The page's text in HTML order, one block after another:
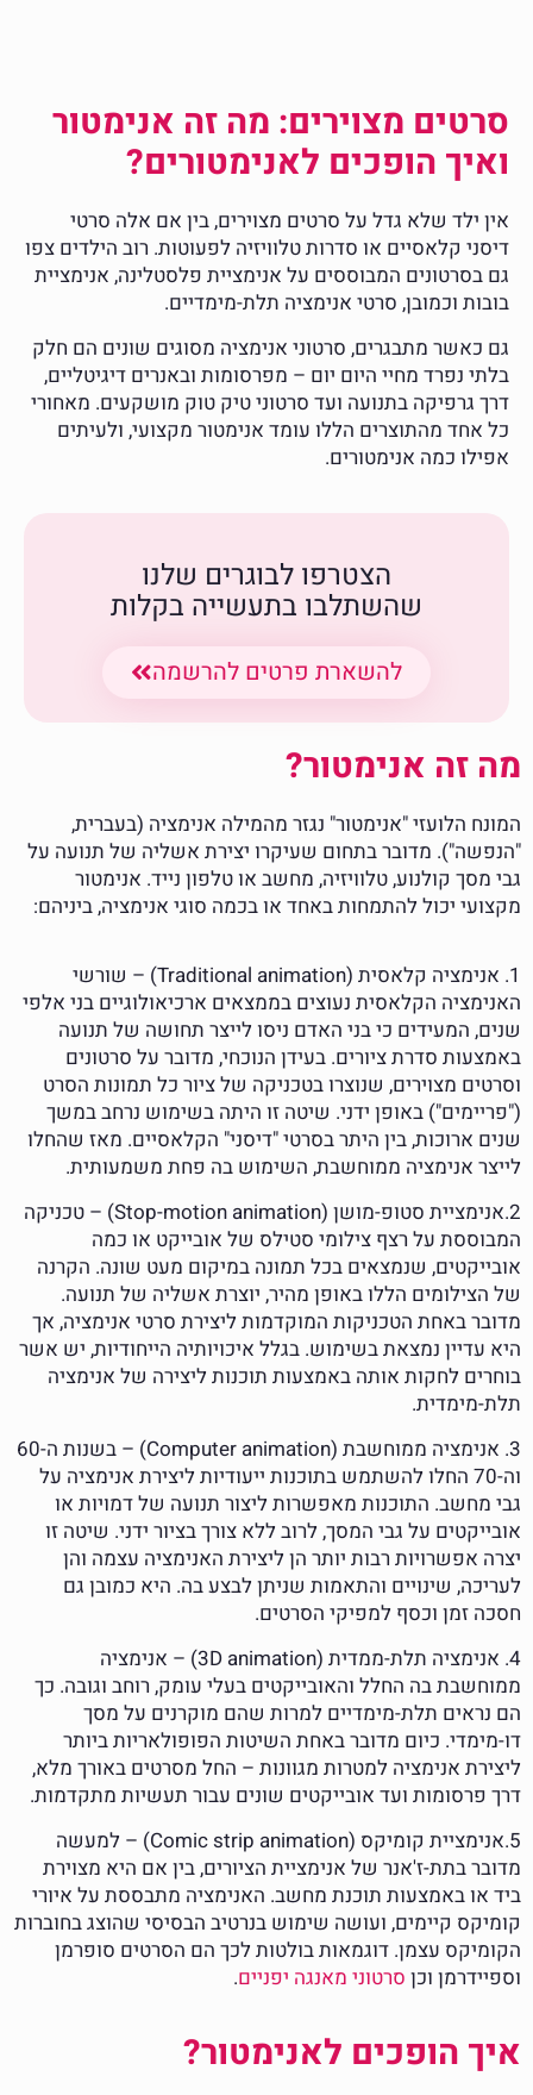
סרטים מצוירים: מה זה אנימטור
ואיך הופכים לאנימטורים?
אין ילד שלא גדל על סרטים מצוירים, בין אם אלה סרטי
דיסני קלאסיים או סדרות טלוויזיה לפעוטות. רוב הילדים צפו
גם בסרטונים המבוססים על אנימציית פלסטלינה, אנימציית
בובות וכמובן, סרטי אנימציה תלת-מימדיים.
גם כאשר מתבגרים, סרטוני אנימציה מסוגים שונים הם חלק
בלתי נפרד מחיי היום יום – מפרסומות ובאנרים דיגיטליים,
דרך גרפיקה בתנועה ועד סרטוני טיק טוק מושקעים. מאחורי
כל אחד מהתוצרים הללו עומד אנימטור מקצועי, ולעיתים
אפילו כמה אנימטורים.
הצטרפו לבוגרים שלנו
שהשתלבו בתעשייה בקלות
להשארת פרטים להרשמה
מה זה אנימטור?
המונח הלועזי "אנימטור" נגזר מהמילה אנימציה (בעברית,
"הנפשה"). מדובר בתחום שעיקרו יצירת אשליה של תנועה על
גבי מסך קולנוע, טלוויזיה, מחשב או טלפון נייד. אנימטור
מקצועי יכול להתמחות באחד או בכמה סוגי אנימציה, ביניהם:
1. אנימציה קלאסית (Traditional animation) – שורשי
האנימציה הקלאסית נעוצים בממצאים ארכיאולוגיים בני אלפי
שנים, המעידים כי בני האדם ניסו לייצר תחושה של תנועה
באמצעות סדרת ציורים. בעידן הנוכחי, מדובר על סרטונים
וסרטים מצוירים, שנוצרו בטכניקה של ציור כל תמונות הסרט
("פריימים") באופן ידני. שיטה זו היתה בשימוש נרחב במשך
שנים ארוכות, בין היתר בסרטי "דיסני" הקלאסיים. מאז שהחלו
לייצר אנימציה ממוחשבת, השימוש בה פחת משמעותית.
2.אנימציית סטופ-מושן (Stop-motion animation) – טכניקה
המבוססת על רצף צילומי סטילס של אובייקט או כמה
אובייקטים, שנמצאים בכל תמונה במיקום מעט שונה. הקרנה
של הצילומים הללו באופן מהיר, יוצרת אשליה של תנועה.
מדובר באחת הטכניקות המוקדמות ליצירת סרטי אנימציה, אך
היא עדיין נמצאת בשימוש. בגלל איכויותיה הייחודיות, יש אשר
בוחרים לחקות אותה באמצעות תוכנות ליצירה של אנימציה
תלת-מימדית.
3. אנימציה ממוחשבת (Computer animation) – בשנות ה-60
וה-70 החלו להשתמש בתוכנות ייעודיות ליצירת אנימציה על
גבי מחשב. התוכנות מאפשרות ליצור תנועה של דמויות או
אובייקטים על גבי המסך, לרוב ללא צורך בציור ידני. שיטה זו
יצרה אפשרויות רבות יותר הן ליצירת האנימציה עצמה והן
לעריכה, שינויים והתאמות שניתן לבצע בה. היא כמובן גם
חסכה זמן וכסף למפיקי הסרטים.
4. אנימציה תלת-ממדית (3D animation) – אנימציה
ממוחשבת בה החלל והאובייקטים בעלי עומק, רוחב וגובה. כך
הם נראים תלת-מימדיים למרות שהם מוקרנים על מסך
דו-מימדי. כיום מדובר באחת השיטות הפופולאריות ביותר
ליצירת אנימציה למטרות מגוונות – החל מסרטים באורך מלא,
דרך פרסומות ועד אובייקטים שונים עבור תעשיות מתקדמות.
5.אנימציית קומיקס (Comic strip animation) – למעשה
מדובר בתת-ז'אנר של אנימציית הציורים, בין אם היא מצוירת
ביד או באמצעות תוכנת מחשב. האנימציה מתבססת על איורי
קומיקס קיימים, ועושה שימוש בנרטיב הבסיסי שהוצג בחוברות
הקומיקס עצמן. דוגמאות בולטות לכך הם הסרטים סופרמן
וספיידרמן וכן סרטוני מאנגה יפניים.
איך הופכים לאנימטור?